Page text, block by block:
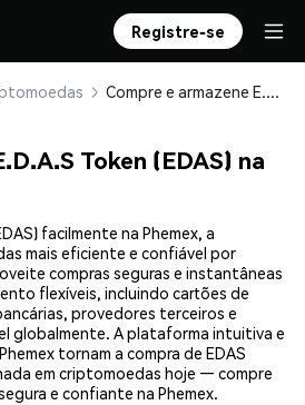
Registre-se
Compre e armazene E.D.A.S Token (EDAS) com segurança
Token (EDAS) na
facilmente na Phemex, a
mais eficiente e confiável por
compras seguras e instantâneas
flexíveis, incluindo cartões de
provedores terceiros e
globalmente. A plataforma intuitiva e
tornam a compra de EDAS
em criptomoedas hoje — compre
e confiante na Phemex.